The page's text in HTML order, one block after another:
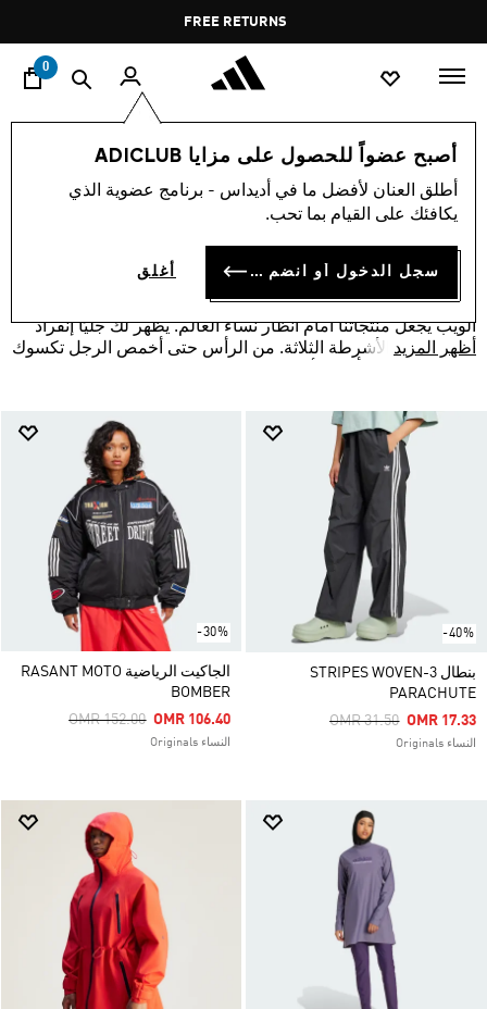
Pause
promotion
rotation
FREE DELIVERY OVER 60 OMR
0
أصبح عضواً للحصول على مزايا ADICLUB
أطلق العنان لأفضل ما في أديداس - برنامج عضوية الذي
يكافئك على القيام بما تحب.
سجل الدخول أو انضم الآن أغلق
تخفيضات النساء الملابس
تخفيضات على ملابس النساء (1028)
عرض الملابس النسائية من أديداس في المحلات الرسمية أو موقع
الويب يجعل منتجاتنا أمام أنظار نساء العالم. يظهر لك جليًا إنفراد
العلامة ذات الأشرطة الثلاثة. من الرأس حتى أخمص الرجل تكسوك
أظهر المزيد
-40%
بنطال 3-STRIPES WOVEN
PARACHUTE
Price Reduced From
OMR 31.50ToOMR 17.33
النساء Originals
-30%
الجاكيت الرياضية RASANT MOTO
BOMBER
Price Reduced From
OMR 152.00ToOMR 106.40
النساء Originals